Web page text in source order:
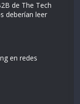
de The Tech
deberían leer
en redes